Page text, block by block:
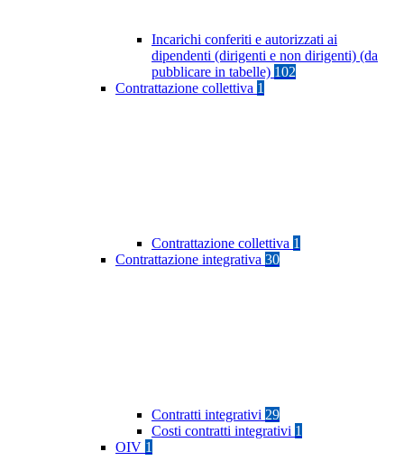
Incarichi conferiti e autorizzati ai
dipendenti (dirigenti e non dirigenti) (da
pubblicare in tabelle) 102
Contrattazione collettiva 1
Contrattazione collettiva 1
Contrattazione integrativa 30
Contratti integrativi 29
Costi contratti integrativi 1
OIV 1